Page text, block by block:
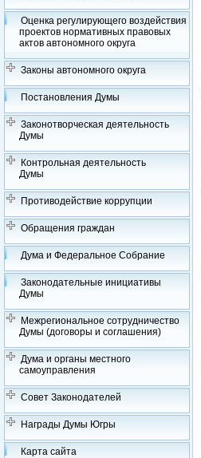
Оценка регулирующего воздействия
проектов нормативных правовых
актов автономного округа
Законы автономного округа
Постановления Думы
Законотворческая деятельность
Думы
Контрольная деятельность
Думы
Противодействие коррупции
Обращения граждан
Дума и Федеральное Собрание
Законодательные инициативы
Думы
Межрегиональное сотрудничество
Думы (договоры и соглашения)
Дума и органы местного
самоуправления
Совет Законодателей
Награды Думы Югры
Карта сайта